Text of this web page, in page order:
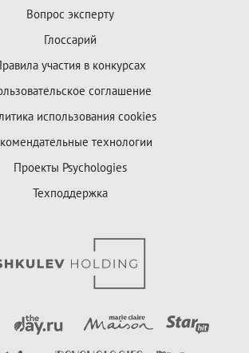
Вопрос эксперту
Глоссарий
участия в конкурсах
соглашение
использования cookies
технологии
Проекты Psychologies
Техподдержка